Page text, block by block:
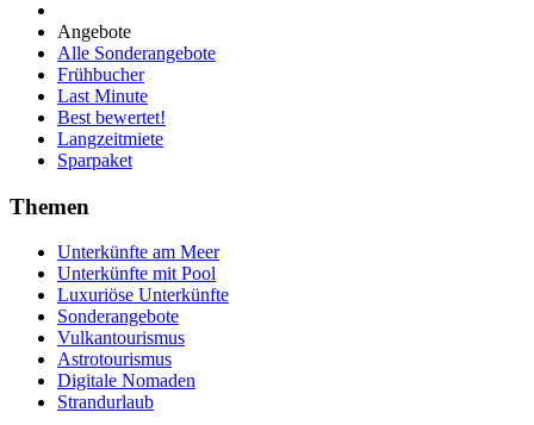
Angebote
Alle Sonderangebote
Frühbucher
Last Minute
Best bewertet!
Langzeitmiete
Sparpaket
Themen
Unterkünfte am Meer
Unterkünfte mit Pool
Luxuriöse Unterkünfte
Sonderangebote
Vulkantourismus
Astrotourismus
Digitale Nomaden
Strandurlaub